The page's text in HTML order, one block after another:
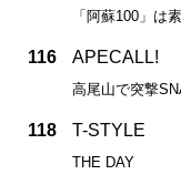
「阿蘇100」は
116 APECALL!
高尾山で突撃
118 T-STYLE
THE DAY